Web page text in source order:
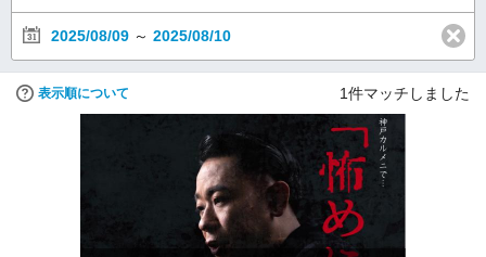
2025/08/09 ～ 2025/08/10
表示順について 1件マッチしました